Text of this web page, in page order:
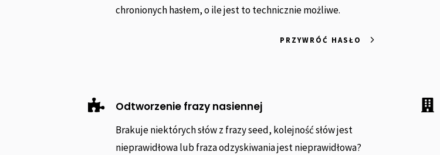
chronionych hasłem, o ile jest to technicznie możliwe.
PRZYWRÓĆ HASŁO
 Odtworzenie frazy nasiennej
Brakuje niektórych słów z frazy seed, kolejność słów jest
nieprawidłowa lub fraza odzyskiwania jest nieprawidłowa?
